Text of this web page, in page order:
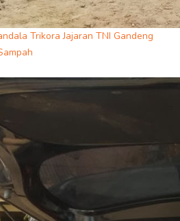
Trikora Jajaran TNI Gandeng